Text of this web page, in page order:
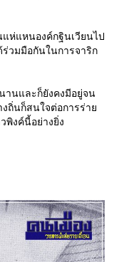
แห่แหนองค์กฐินเวียนไป
ร่วมมือกันในการจาริก
านและก็ยังคงมีอยู่จน
ถิ่นก็สนใจต่อการร่า
งค์นี้อย่างยิ่ง